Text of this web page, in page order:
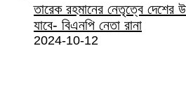
তারেক রহমানের নেতৃত্বে দেশের
যাবে- বিএনপি নেতা রানা
2024-10-12